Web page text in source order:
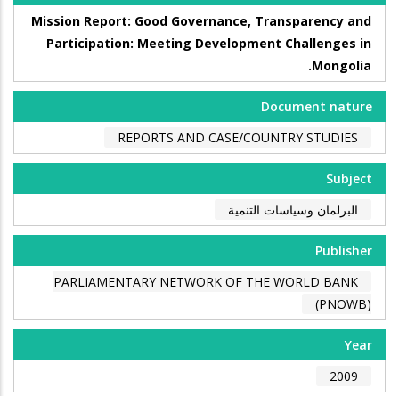
Mission Report: Good Governance, Transparency and
Participation: Meeting Development Challenges in
Mongolia.
Document nature
REPORTS AND CASE/COUNTRY STUDIES
Subject
البرلمان وسياسات التنمية
Publisher
PARLIAMENTARY NETWORK OF THE WORLD BANK
(PNOWB)
Year
2009